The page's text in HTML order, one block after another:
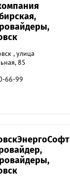
, улица
85
66-99